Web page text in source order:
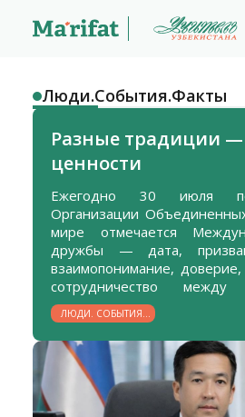
Люди.События.Факты
Разные традиции
ценности
Ежегодно 30 июля
Организации
мире отмечается
дружбы — дата,
взаимопонимание,
сотрудничество
Узбекистане этим
особое
межнационального
взаимного уважения и
является одним из
направлений
ЛЮДИ. СОБЫТИЯ.
ФАКТЫ